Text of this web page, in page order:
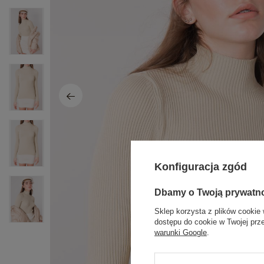
Konfiguracja zgód
Dbamy o Twoją
Sklep korzysta z plików cookie
dostępu do cookie w Twojej
warunki Google